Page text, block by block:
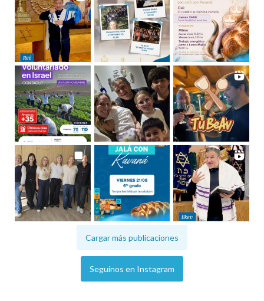
Cargar más publicaciones
Seguinos en Instagram